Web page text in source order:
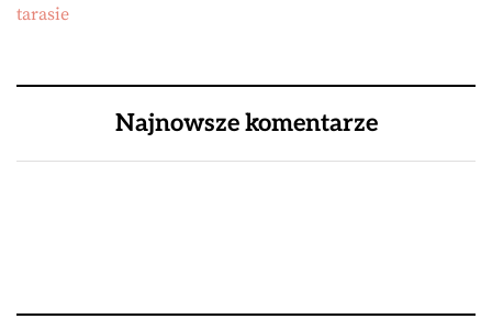
tarasie
Najnowsze komentarze